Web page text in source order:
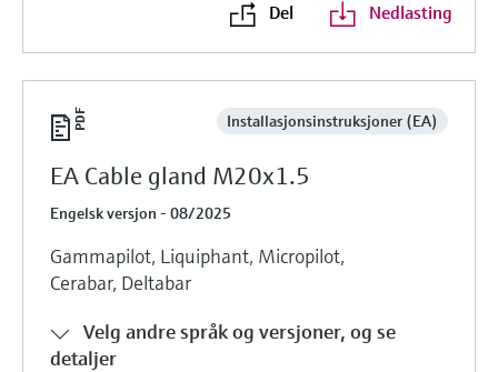
Del Nedlasting
Installasjonsinstruksjoner (EA)
EA Cable gland M20x1.5
Engelsk versjon - 08/2025
Gammapilot, Liquiphant, Micropilot,
Cerabar, Deltabar
Velg andre språk og versjoner, og se
detaljer